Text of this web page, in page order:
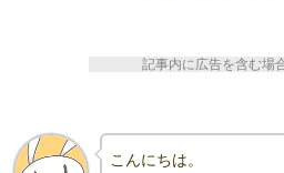
記事内に広告を含む
こんにちは。